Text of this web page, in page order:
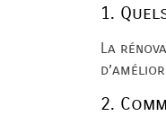
1.
La
2.